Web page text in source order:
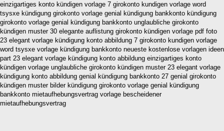
einzigartiges konto kündigen vorlage 7 girokonto kundigen vorlage word
tsysxe kündigung girokonto vorlage genial kündigung bankkonto kündigung
girokonto vorlage genial kündigung bankkonto unglaubliche girokonto
kündigen muster 30 elegante auflistung girokonto kündigen vorlage pdf foto
23 elegant vorlage kündigung konto abbildung 7 girokonto kundigen vorlage
word tsysxe vorlage kündigung bankkonto neueste kostenlose vorlagen ideen
part 23 elegant vorlage kündigung konto abbildung einzigartiges konto
kündigen vorlage unglaubliche girokonto kündigen muster 23 elegant vorlage
kündigung konto abbildung genial kündigung bankkonto 27 genial girokonto
kündigen muster bilder kündigung girokonto vorlage genial kündigung
bankkonto mietaufhebungsvertrag vorlage bescheidener
mietaufhebungsvertrag